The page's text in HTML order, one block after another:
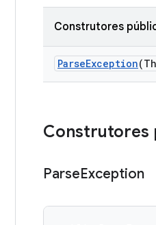
Construtores
ParseException
Construtores
ParseException